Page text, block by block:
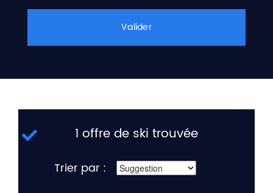
Valider
1 offre de ski trouvée
Trier par :